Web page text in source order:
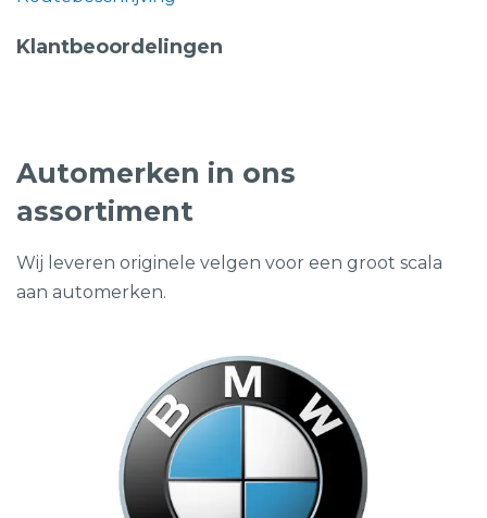
Klantbeoordelingen
Automerken in ons
assortiment
Wij leveren originele velgen voor een groot scala
aan automerken.